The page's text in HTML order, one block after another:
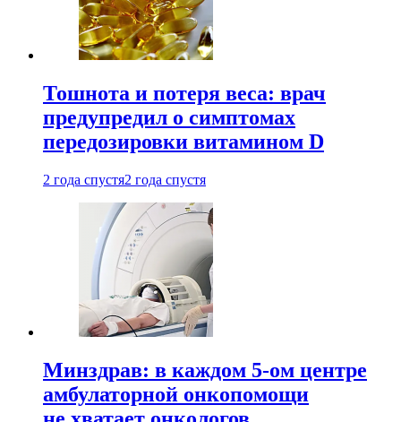
Тошнота и потеря веса: врач
предупредил о симптомах
передозировки витамином D
2 года спустя2 года спустя
Минздрав: в каждом 5-ом центре
амбулаторной онкопомощи